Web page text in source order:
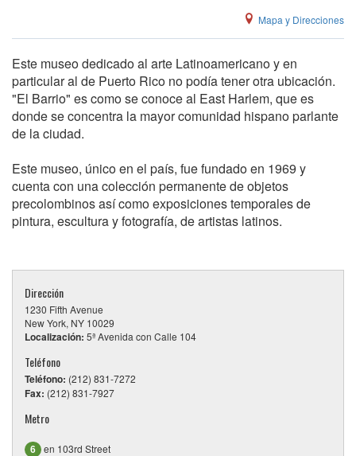
Mapa y Direcciones
Este museo dedicado al arte Latinoamericano y en
particular al de Puerto Rico no podía tener otra ubicación.
"El Barrio" es como se conoce al East Harlem, que es
donde se concentra la mayor comunidad hispano parlante
de la ciudad.
Este museo, único en el país, fue fundado en 1969 y
cuenta con una colección permanente de objetos
precolombinos así como exposiciones temporales de
pintura, escultura y fotografía, de artistas latinos.
Dirección
1230 Fifth Avenue
New York, NY 10029
Localización: 5ª Avenida con Calle 104
Teléfono
Teléfono: (212) 831-7272
Fax: (212) 831-7927
Metro
6 en 103rd Street